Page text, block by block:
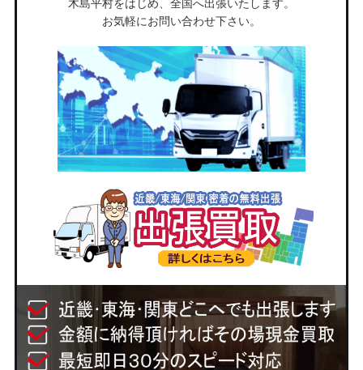
木島平村をはじめ、全国へ出張いたします。
お気軽にお問い合わせ下さい。